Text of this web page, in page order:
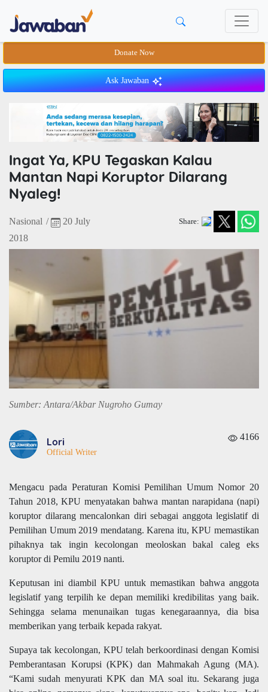
Donate Now
Ask Jawaban
Ingat Ya, KPU Tegaskan Kalau
Mantan Napi Koruptor Dilarang
Nyaleg!
Nasional /
20 July
2018
Share:
Sumber: Antara/Akbar Nugroho Gumay
Lori
Official Writer
4166
Mengacu pada Peraturan Komisi Pemilihan Umum Nomor 20
Tahun 2018, KPU menyatakan bahwa mantan narapidana (napi)
koruptor dilarang mencalonkan diri sebagai anggota legislatif di
Pemilihan Umum 2019 mendatang. Karena itu, KPU memastikan
pihaknya tak ingin kecolongan meoloskan bakal caleg eks
koruptor di Pemilu 2019 nanti.
Keputusan ini diambil KPU untuk memastikan bahwa anggota
legislatif yang terpilih ke depan memiliki kredibilitas yang baik.
Sehingga selama menunaikan tugas kenegaraannya, dia bisa
memberikan yang terbaik kepada rakyat.
Supaya tak kecolongan, KPU telah berkoordinasi dengan Komisi
Pemberantasan Korupsi (KPK) dan Mahmakah Agung (MA).
“Kami sudah menyurati KPK dan MA soal itu. Sekarang juga